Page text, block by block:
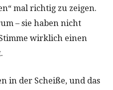
mal richtig zu zeigen.
– sie haben nicht
wirklich einen
in der Scheiße, und das